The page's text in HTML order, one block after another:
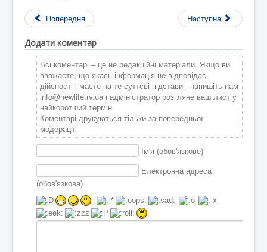
Попередня Наступна
Додати коментар
Всі коментарі – це не редакційні матеріали. Якщо ви
вважаєте, що якась інформація не відповідає
дійсності і маєте на те суттєві підстави - напишіть нам
info@newlife.rv.ua і адміністратор розгляне ваш лист у
найкоротший термін.
Коментарі друкуються тільки за попередньої
модерації.
Ім'я (обов'язкове)
Електронна адреса
(обов'язкова)